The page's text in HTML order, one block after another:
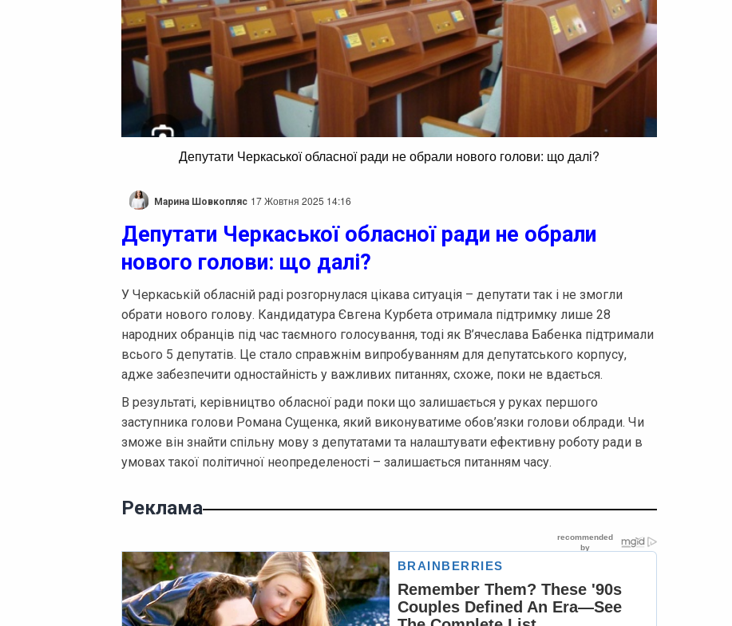
Депутати Черкаської обласної ради не обрали нового голови: що далі?
Марина Шовкопляс 17 Жовтня 2025 14:16
Депутати Черкаської обласної ради не обрали
нового голови: що далі?
У Черкаській обласній раді розгорнулася цікава ситуація – депутати так і не змогли
обрати нового голову. Кандидатура Євгена Курбета отримала підтримку лише 28
народних обранців під час таємного голосування, тоді як В’ячеслава Бабенка підтримали
всього 5 депутатів. Це стало справжнім випробуванням для депутатського корпусу,
адже забезпечити одностайність у важливих питаннях, схоже, поки не вдається.
В результаті, керівництво обласної ради поки що залишається у руках першого
заступника голови Романа Сущенка, який виконуватиме обов’язки голови облради. Чи
зможе він знайти спільну мову з депутатами та налаштувати ефективну роботу ради в
умовах такої політичної неопределеності – залишається питанням часу.
Реклама